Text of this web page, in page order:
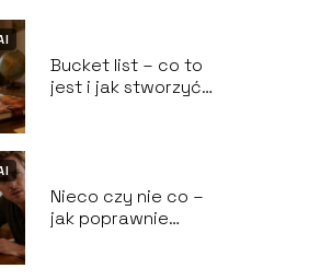
Bucket list – co to
jest i jak stworzyć
Nieco czy nie co –
jak poprawnie